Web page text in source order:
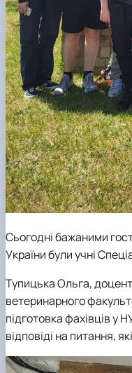
Сьогодні бажаними
України були учні
Тупицька Ольга, доцент
ветеринарного
підготовка фахівців у
відповіді на питання,